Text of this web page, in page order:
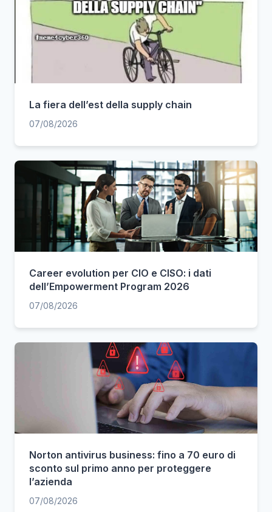
La fiera dell’est della supply chain
07/08/2026
Career evolution per CIO e CISO: i dati
dell’Empowerment Program 2026
07/08/2026
Norton antivirus business: fino a 70 euro di
sconto sul primo anno per proteggere
l’azienda
07/08/2026